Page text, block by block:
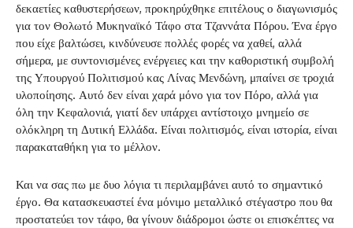
δεκαετίες καθυστερήσεων, προκηρύχθηκε επιτέλους ο διαγωνισμός
για τον Θολωτό Μυκηναϊκό Τάφο στα Τζαννάτα Πόρου. Ένα έργο
που είχε βαλτώσει, κινδύνευσε πολλές φορές να χαθεί, αλλά
σήμερα, με συντονισμένες ενέργειες και την καθοριστική συμβολή
της Υπουργού Πολιτισμού κας Λίνας Μενδώνη, μπαίνει σε τροχιά
υλοποίησης. Αυτό δεν είναι χαρά μόνο για τον Πόρο, αλλά για
όλη την Κεφαλονιά, γιατί δεν υπάρχει αντίστοιχο μνημείο σε
ολόκληρη τη Δυτική Ελλάδα. Είναι πολιτισμός, είναι ιστορία, είναι
παρακαταθήκη για το μέλλον.
Και να σας πω με δυο λόγια τι περιλαμβάνει αυτό το σημαντικό
έργο. Θα κατασκευαστεί ένα μόνιμο μεταλλικό στέγαστρο που θα
προστατεύει τον τάφο, θα γίνουν διάδρομοι ώστε οι επισκέπτες να